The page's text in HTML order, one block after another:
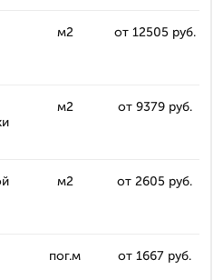
м2 от 12505 руб.
м2 от 9379 руб.
м2 от 2605 руб.
пог.м от 1667 руб.